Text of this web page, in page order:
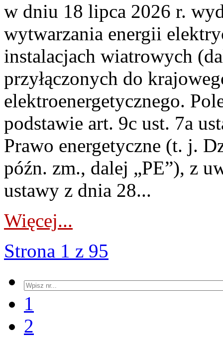
w dniu 18 lipca 2026 r.
wytwarzania energii
instalacjach wiatrowych
przyłączonych do
elektroenergetycznego.
podstawie art. 9c ust. 7a
Prawo energetyczne (t. j.
późn. zm., dalej „PE”), z
ustawy z dnia 28...
Więcej...
Strona 1 z 95
1
2